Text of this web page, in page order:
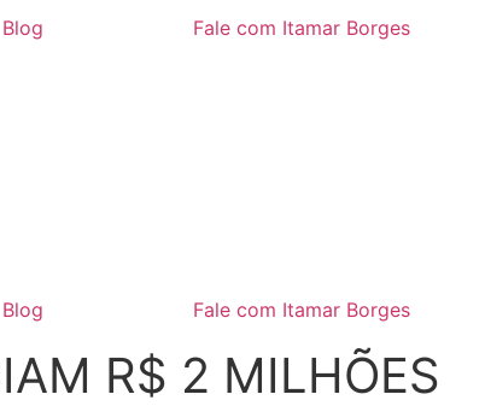
Blog Fale com Itamar Borges
Blog Fale com Itamar Borges
R$ 2 MILHÕES